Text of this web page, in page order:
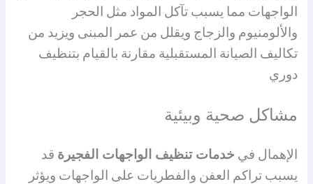
الواجهات مما يسبب تآكل المواد مثل الحجر
والألومنيوم والزجاج ويقلل من عمر المبنى ويزيد من
تكاليف الصيانة المستقبلية مقارنة بالقيام بتنظيف
دوري
مشاكل صحية وبيئية
الإهمال في خدمات تنظيف الواجهات الفجيرة قد
يسبب تراكم العفن والفطريات على الواجهات ويؤثر